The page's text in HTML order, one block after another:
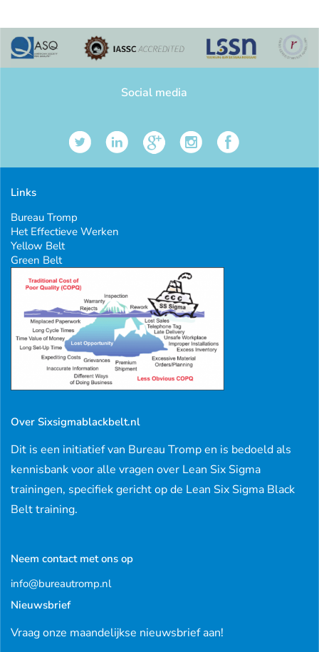
Social media
Links
Bureau Tromp
Het Effectieve Werken
Yellow Belt
Green Belt
Over Sixsigmablackbelt.nl
Dit is een initiatief van Bureau Tromp en is bedoeld als
kennisbank voor alle vragen over Lean Six Sigma
trainingen, specifiek gericht op de Lean Six Sigma Black
Belt training.
Neem contact met ons op
info@bureautromp.nl
Nieuwsbrief
Vraag onze maandelijkse nieuwsbrief aan!